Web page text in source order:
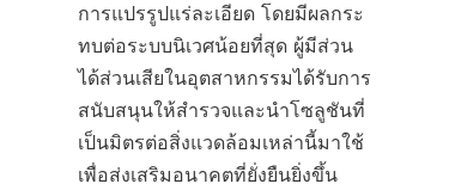
การแปรรูปแร่ละเอียด โดยมีผลกระ
ทบต่อระบบนิเวศน้อยที่สุด ผู้มีส่วน
ได้ส่วนเสียในอุตสาหกรรมได้รับการ
สนับสนุนให้สำรวจและนำโซลูชันที่
เป็นมิตรต่อสิ่งแวดล้อมเหล่านี้มาใช้
เพื่อส่งเสริมอนาคตที่ยั่งยืนยิ่งขึ้น